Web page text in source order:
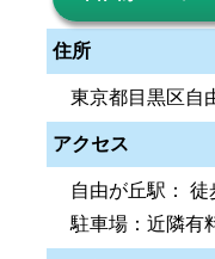
住所
東京都目黒区自
アクセス
自由が丘駅： 徒
駐車場：近隣有